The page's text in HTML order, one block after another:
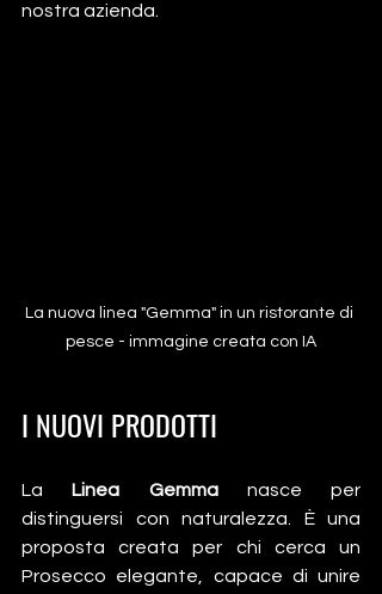
nostra azienda.
La nuova linea "Gemma" in un ristorante di
pesce - immagine creata con IA
I NUOVI PRODOTTI
La Linea Gemma nasce per
distinguersi con naturalezza. È una
proposta creata per chi cerca un
Prosecco elegante, capace di unire